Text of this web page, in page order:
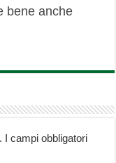
bene anche
I campi obbligatori